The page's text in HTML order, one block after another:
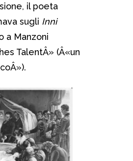
il poeta
sugli Inni
a Manzoni
TalentÂ» (Â«un